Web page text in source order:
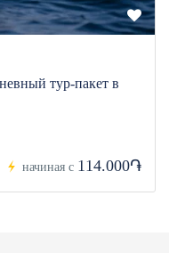
тур-пакет в
начиная с 114.000֏